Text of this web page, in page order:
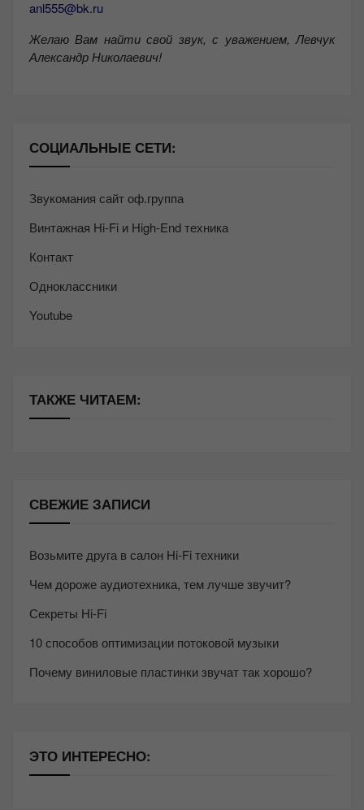
anl555@bk.ru
Желаю Вам найти свой звук, с уважением, Левчук
Александр Николаевич!
СОЦИАЛЬНЫЕ СЕТИ:
Звукомания сайт оф.группа
Винтажная Hi-Fi и High-End техника
Контакт
Одноклассники
Youtube
ТАКЖЕ ЧИТАЕМ:
СВЕЖИЕ ЗАПИСИ
Возьмите друга в салон Hi-Fi техники
Чем дороже аудиотехника, тем лучше звучит?
Секреты Hi-Fi
10 способов оптимизации потоковой музыки
Почему виниловые пластинки звучат так хорошо?
ЭТО ИНТЕРЕСНО: